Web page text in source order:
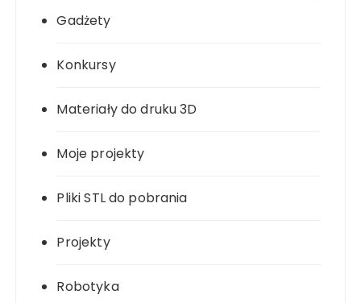
Gadżety
Konkursy
Materiały do druku 3D
Moje projekty
Pliki STL do pobrania
Projekty
Robotyka